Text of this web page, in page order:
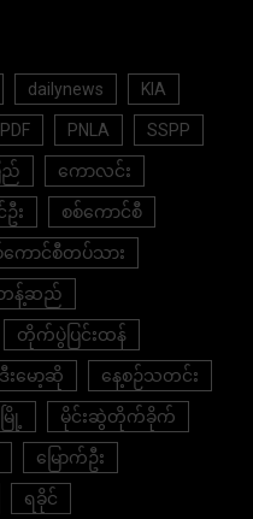
dailynews KIA
PDF PNLA SSPP
ည် ကောလင်း
ဦး စစ်ကောင်စီ
ကောင်စီတပ်သား
န့်ဆည်
တိုက်ပွဲပြင်းထန်
ဒီးမော့ဆို နေ့စဉ်သတင်း
ြို့ မိုင်းဆွဲတိုက်ခိုက်
မြောက်ဦး
ရခိုင်